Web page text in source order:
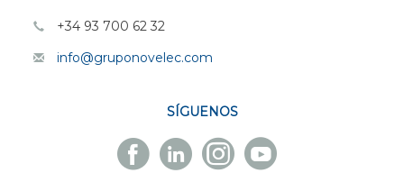
+34 93 700 62 32
info@gruponovelec.com
SÍGUENOS
Facebook
Novelec
Linkedin
Novelec
Instagram
Novelec
Youtube
Novelec